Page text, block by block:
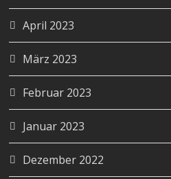
April 2023
März 2023
Februar 2023
Januar 2023
Dezember 2022